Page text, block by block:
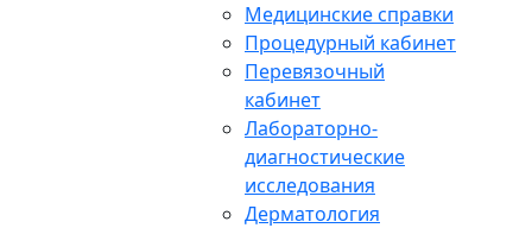
Медицинские справки
Процедурный кабинет
Перевязочный
кабинет
Лабораторно-
диагностические
исследования
Дерматология